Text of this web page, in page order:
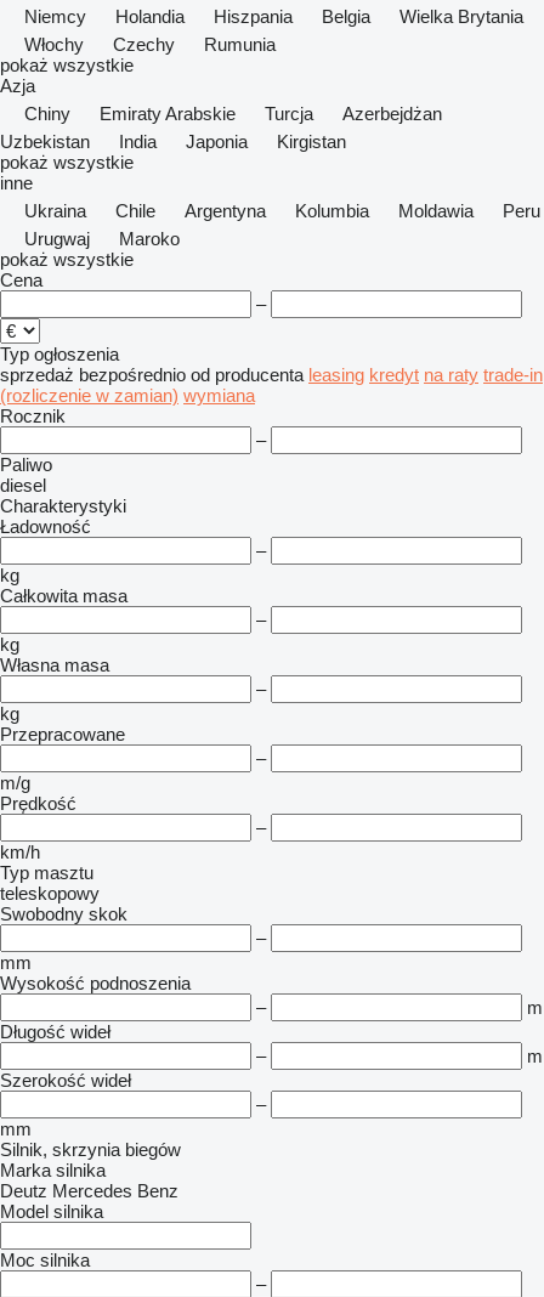
Niemcy
Holandia Hiszpania Belgia
Wielka Brytania
Włochy
Czechy
Rumunia
pokaż wszystkie
Azja
Chiny
Emiraty Arabskie Turcja
Azerbejdżan
Uzbekistan
India Japonia
Kirgistan
pokaż wszystkie
inne
Ukraina
Chile Argentyna Kolumbia Moldawia
Peru
Urugwaj
Maroko
pokaż wszystkie
Cena
–
Typ ogłoszenia
sprzedaż bezpośrednio od producenta leasing kredyt na raty trade-in
(rozliczenie w zamian) wymiana
Rocznik
–
Paliwo
diesel
Charakterystyki
Ładowność
–
kg
Całkowita masa
–
kg
Własna masa
–
kg
Przepracowane
–
m/g
Prędkość
–
km/h
Typ masztu
teleskopowy
Swobodny skok
–
mm
Wysokość podnoszenia
–
m
Długość wideł
–
m
Szerokość wideł
–
mm
Silnik, skrzynia biegów
Marka silnika
Deutz Mercedes Benz
Model silnika
Moc silnika
–